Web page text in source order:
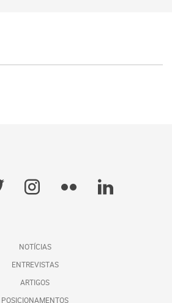
NOTÍCIAS
ENTREVISTAS
ARTIGOS
POSICIONAMENTOS